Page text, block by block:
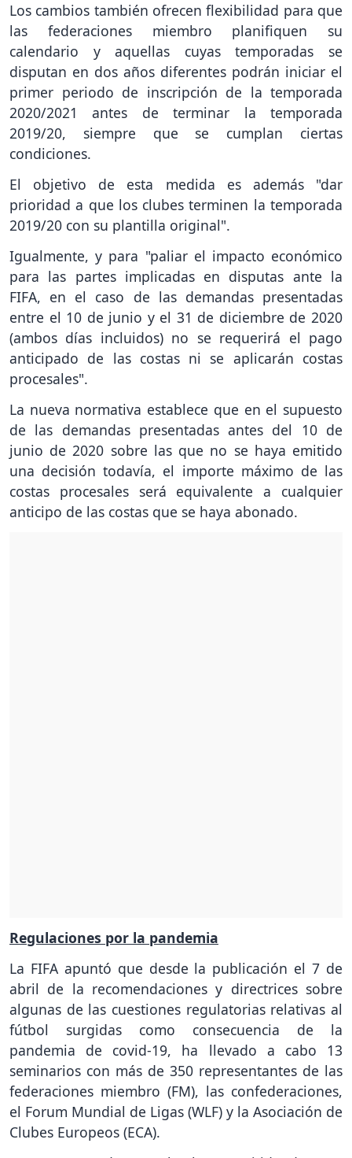
Los cambios también ofrecen flexibilidad para que
las federaciones miembro planifiquen su
calendario y aquellas cuyas temporadas se
disputan en dos años diferentes podrán iniciar el
primer periodo de inscripción de la temporada
2020/2021 antes de terminar la temporada
2019/20, siempre que se cumplan ciertas
condiciones.
El objetivo de esta medida es además "dar
prioridad a que los clubes terminen la temporada
2019/20 con su plantilla original".
Igualmente, y para "paliar el impacto económico
para las partes implicadas en disputas ante la
FIFA, en el caso de las demandas presentadas
entre el 10 de junio y el 31 de diciembre de 2020
(ambos días incluidos) no se requerirá el pago
anticipado de las costas ni se aplicarán costas
procesales".
La nueva normativa establece que en el supuesto
de las demandas presentadas antes del 10 de
junio de 2020 sobre las que no se haya emitido
una decisión todavía, el importe máximo de las
costas procesales será equivalente a cualquier
anticipo de las costas que se haya abonado.
Regulaciones por la pandemia
La FIFA apuntó que desde la publicación el 7 de
abril de la recomendaciones y directrices sobre
algunas de las cuestiones regulatorias relativas al
fútbol surgidas como consecuencia de la
pandemia de covid-19, ha llevado a cabo 13
seminarios con más de 350 representantes de las
federaciones miembro (FM), las confederaciones,
el Forum Mundial de Ligas (WLF) y la Asociación de
Clubes Europeos (ECA).